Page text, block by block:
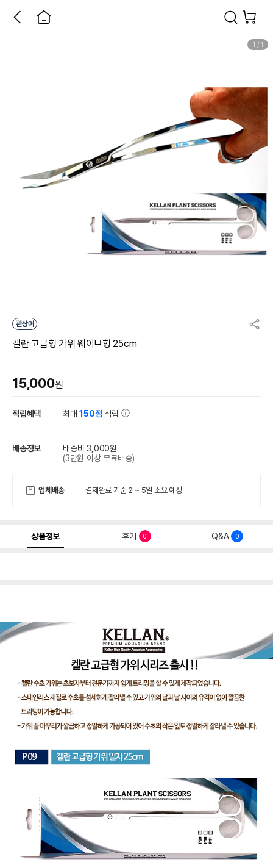
1 / 1
관상어
켈란 고급형 가위 웨이브형 25cm
15,000원
적립혜택 최대150점 적립
배송정보
배송비 3,000원
(3만원 이상 무료배송)
업체배송 결제완료 기준 2 ~ 5일 소요 예정
상품정보 후기 0 Q&A 0